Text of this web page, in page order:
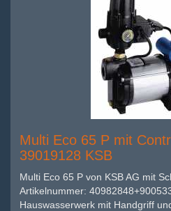
Multi Eco 65 P mit
39019128 KSB
Multi Eco 65 P von KSB AG mit
Artikelnummer:
Hauswasserwerk mit Handgriff